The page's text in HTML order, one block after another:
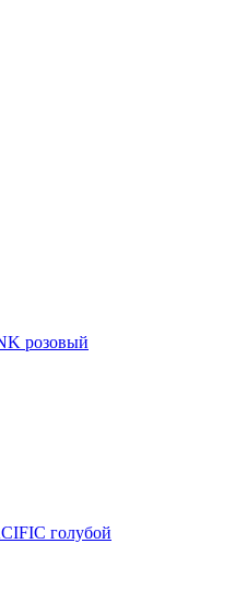
розовый
голубой